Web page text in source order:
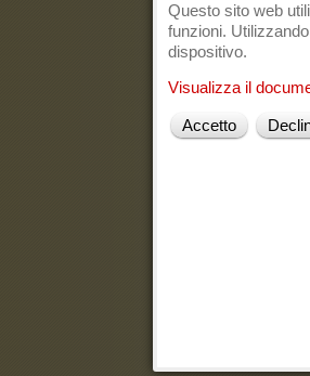
Questo sito web
funzioni.
dispositivo.
Visualizza il
Accetto